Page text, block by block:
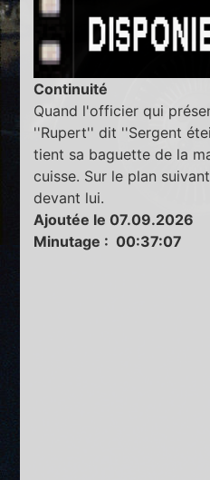
Continuité
Quand l'officier qui
''Rupert'' dit ''Sergent
tient sa baguette de la
cuisse. Sur le plan
devant lui.
Ajoutée le 07.09.2026
Minutage : 00:37:07